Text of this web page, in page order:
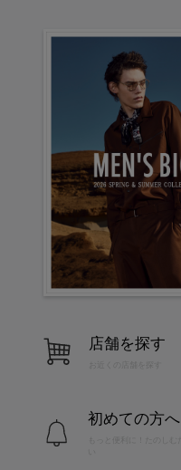
店舗を探す
お近くの店舗を探す
初めての方へ